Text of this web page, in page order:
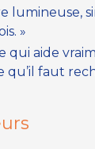
lumineuse,
»
qui aide
faut